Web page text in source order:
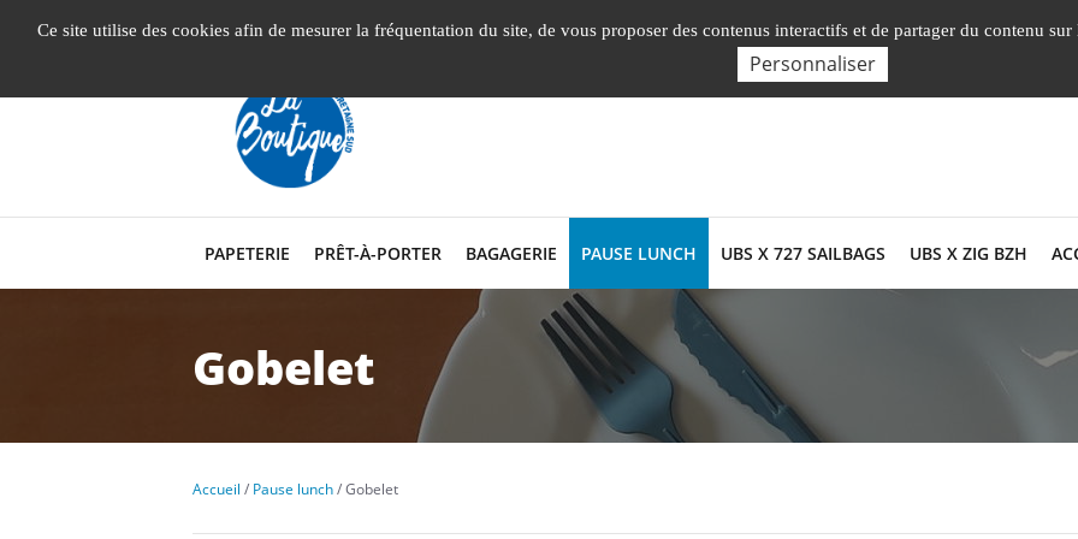
Nos
PAPETERIE PRÊT-À-PORTER BAGAGERIE PAUSE LUNCH UBS X 727 SAILBAGS UBS X ZIG BZH
Gobelet
Accueil Pause lunch Gobelet
Ce site utilise des cookies afin de mesurer la fréquentation du site, de vous proposer des contenus interactifs et de partager du contenu sur
Personnaliser